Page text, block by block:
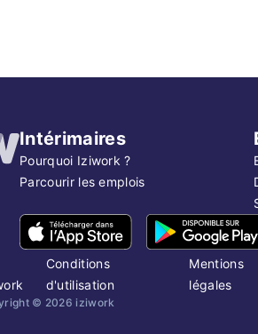
Intérimaires
Pourquoi Iziwork ?
Parcourir les emplois
Conditions
d'utilisation
Mentions
légales
© 2026 iziwork